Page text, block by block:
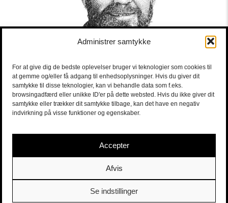
Administrer samtykke
For at give dig de bedste oplevelser bruger vi teknologier som cookies til
at gemme og/eller få adgang til enhedsoplysninger. Hvis du giver dit
samtykke til disse teknologier, kan vi behandle data som f.eks.
browsingadfærd eller unikke ID'er på dette websted. Hvis du ikke giver dit
samtykke eller trækker dit samtykke tilbage, kan det have en negativ
indvirkning på visse funktioner og egenskaber.
Accepter
Afvis
Se indstillinger